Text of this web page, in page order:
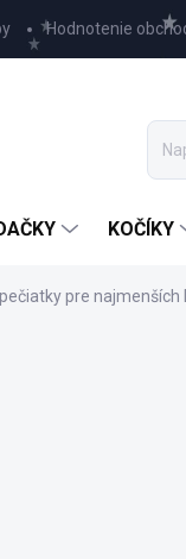
Hodnotenie
KOČÍKY
pre najmenších